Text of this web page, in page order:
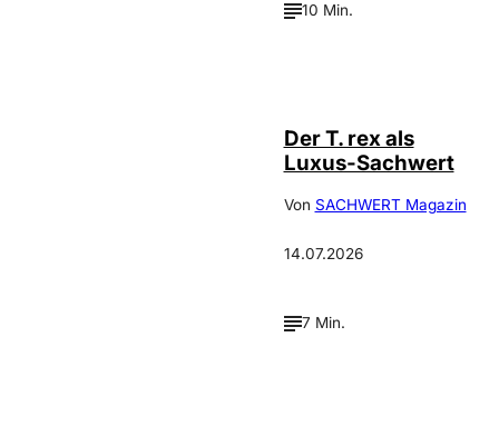
10 Min.
Der T. rex als
Luxus-Sachwert
Von SACHWERT Magazin
14.07.2026
7 Min.